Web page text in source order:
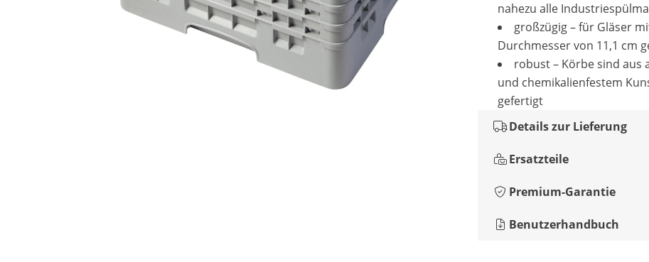
nahezu alle
großzügig – für Gläser
Durchmesser von 11,1 cm
robust – Körbe sind aus
und chemikalienfestem
gefertigt
Details zur Lieferung
Ersatzteile
Premium-Garantie
Benutzerhandbuch